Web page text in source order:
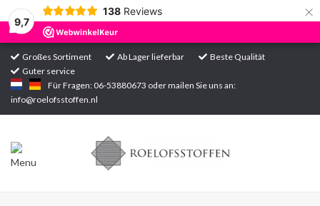
9,7
138 Reviews ×
Großes Sortiment Ab Lager lieferbar
Beste Qualität
Guter service
Für Fragen: 06-53880673 oder mailen Sie uns an:
info@roelofsstoffen.nl
Startseite
Sortiment